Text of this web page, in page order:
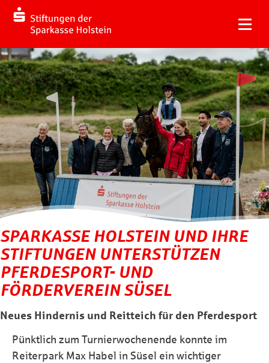
SPARKASSE HOLSTEIN UND IHRE
STIFTUNGEN UNTERSTÜTZEN
PFERDESPORT- UND
FÖRDERVEREIN SÜSEL
Neues Hindernis und Reitteich für den Pferdesport
Pünktlich zum Turnierwochenende konnte im
Reiterpark Max Habel in Süsel ein wichtiger